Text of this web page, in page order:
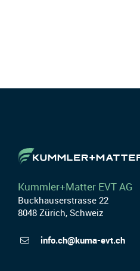
Kummler+Matter EVT AG
Buckhauserstrasse 22
8048 Zürich, Schweiz
info.ch@kuma-evt.ch